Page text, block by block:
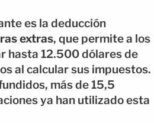
es la deducción
extras, que permite a los
hasta 12.500 dólares de
al calcular sus impuestos.
más de 15,5
ya han utilizado esta